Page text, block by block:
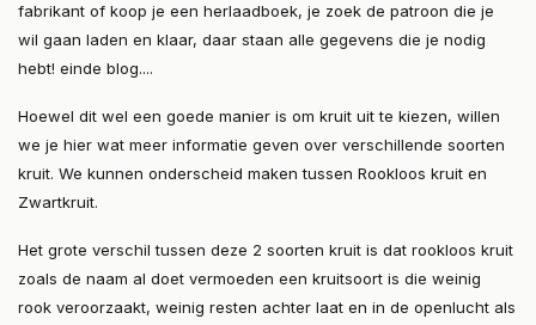
fabrikant of koop je een herlaadboek, je zoek de patroon die je
wil gaan laden en klaar, daar staan alle gegevens die je nodig
hebt! einde blog....
Hoewel dit wel een goede manier is om kruit uit te kiezen, willen
we je hier wat meer informatie geven over verschillende soorten
kruit. We kunnen onderscheid maken tussen Rookloos kruit en
Zwartkruit.
Het grote verschil tussen deze 2 soorten kruit is dat rookloos kruit
zoals de naam al doet vermoeden een kruitsoort is die weinig
rook veroorzaakt, weinig resten achter laat en in de openlucht als